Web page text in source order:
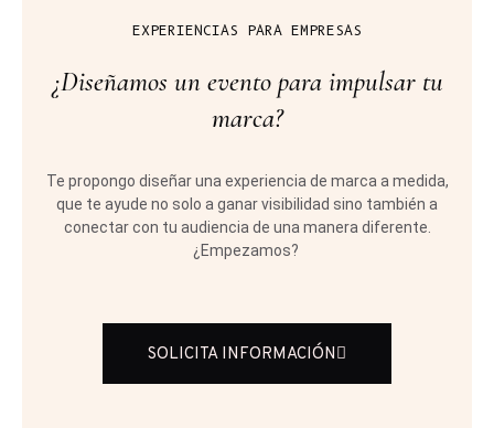
EXPERIENCIAS PARA EMPRESAS
¿Diseñamos un evento para impulsar tu
marca?
Te propongo diseñar una experiencia de marca a medida,
que te ayude no solo a ganar visibilidad sino también a
conectar con tu audiencia de una manera diferente.
¿Empezamos?
SOLICITA INFORMACIÓN